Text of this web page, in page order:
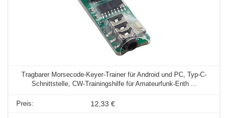
Tragbarer Morsecode-Keyer-Trainer für Android und PC, Typ-C-
Schnittstelle, CW-Trainingshilfe für Amateurfunk-Enth ...
12,33 €